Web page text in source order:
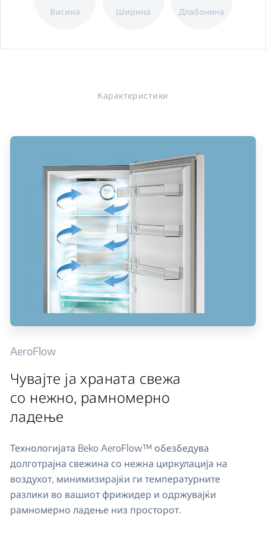
Висина Ширина Длабочина
Карактеристики
AeroFlow
Чувајте ја храната свежа
со нежно, рамномерно
ладење
Технологијата Beko AeroFlow™ обезбедува
долготрајна свежина со нежна циркулација на
воздухот, минимизирајќи ги температурните
разлики во вашиот фрижидер и одржувајќи
рамномерно ладење низ просторот.